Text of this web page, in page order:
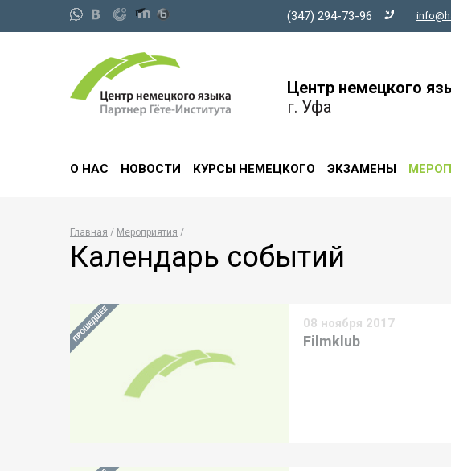
Главная Мероприятия
Календарь событий
08 ноября 2017
Filmklub
(347) 294-73-96
Центр немецкого
г. Уфа
О НАС НОВОСТИ КУРСЫ НЕМЕЦКОГО ЭКЗАМЕНЫ